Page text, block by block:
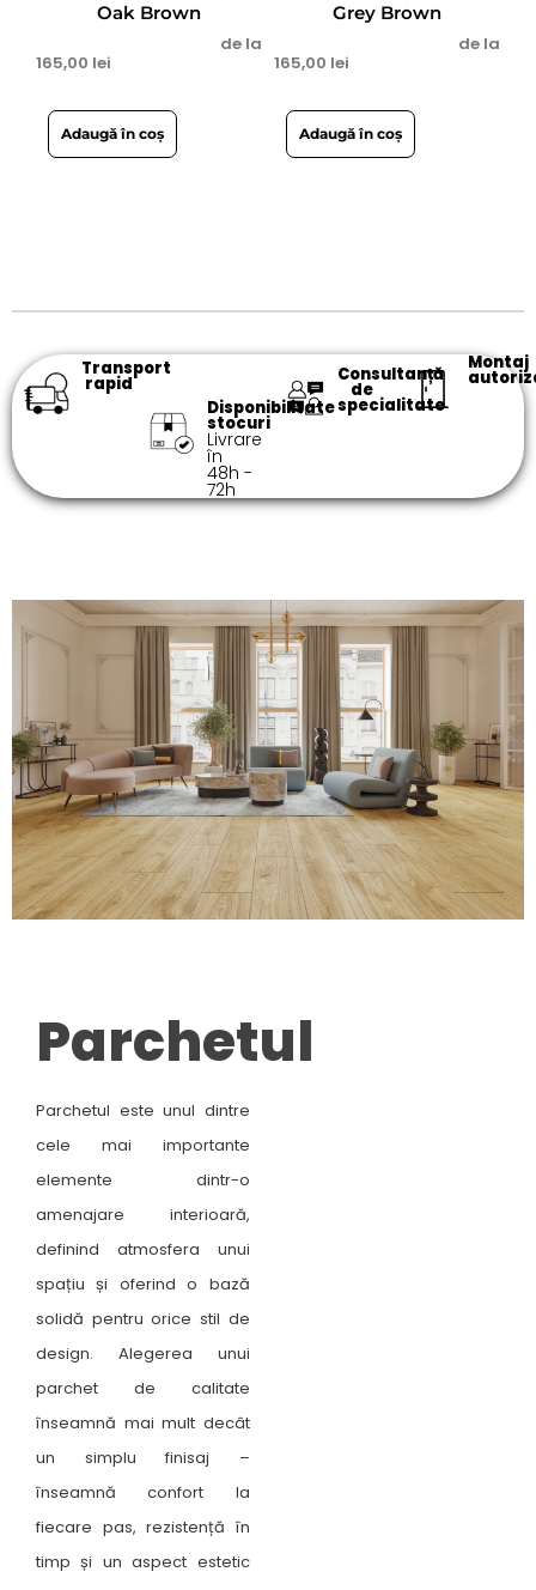
Oak Brown
de la
165,00 lei
Adaugă în coș
Grey Brown
de la
165,00 lei
Adaugă în coș
Transport
rapid
Disponibilitate
stocuri
Livrare
în
48h -
72h​
Consultanță
de
specialitate​
Montaj
Parchetul
Parchetul este unul dintre
cele mai importante
elemente dintr-o
amenajare interioară,
definind atmosfera unui
spațiu și oferind o bază
solidă pentru orice stil de
design. Alegerea unui
parchet de calitate
înseamnă mai mult decât
un simplu finisaj –
înseamnă confort la
fiecare pas, rezistență în
timp și un aspect estetic